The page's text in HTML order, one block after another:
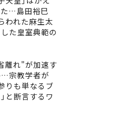
た…島田裕巳
われた麻生太
た皇室典範の
離れ"が加速す
…宗教学者が
りも単なるブ
と断言するワ